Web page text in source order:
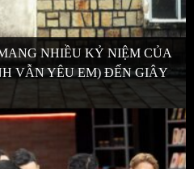
NHIỀU KỶ NIỆM CỦA
VẪN YÊU EM) ĐẾN GIÂY